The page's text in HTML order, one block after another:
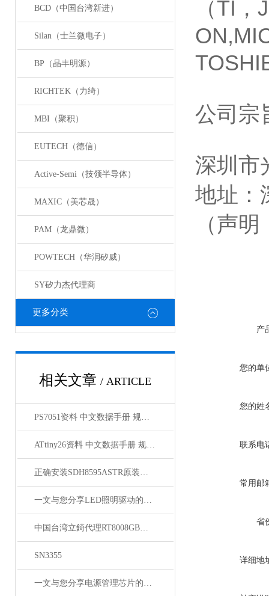
BCD（中国台湾新进）
Silan（士兰微电子）
BP（晶丰明源）
RICHTEK（力绮）
MBI（聚积）
EUTECH（德信）
Active-Semi（技领半导体）
MAXIC（美芯晟）
PAM（龙鼎微）
POWTECH（华润矽威）
SY矽力杰代理商
更多分类
相关文章 / ARTICLE
PS7051资料 中文数据手册 规格书 PDF
ATtiny26资料 中文数据手册 规格书 PDF
正确安装SDH8595ASTR原装正品为负载提供可靠电力
一文与您分享LED照明驱动的维护保养方法
中国台湾立錡代理RT8008GB资料
SN3355
一文与您分享电源管理芯片的维护保养方法
（TI
公司宗
深圳市
地址：
（声
产
您的单
您的姓
联系电
常用邮
省
详细地